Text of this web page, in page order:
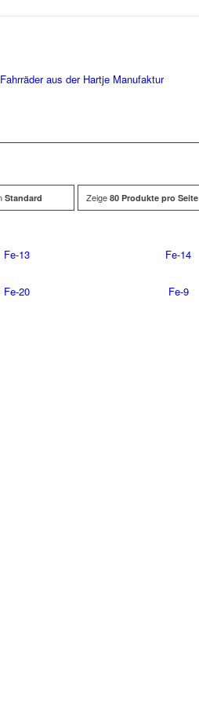
Standard Zeige 80 Produkte pro Seite
Fe-13 Fe-14
Fe-20 Fe-9